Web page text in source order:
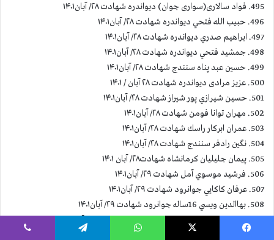
495. فواد سالاری(سواری جوان) ديواندره شهادت ۲۸/ آبان۱۴۰۱
496. حبيب الله فتحي ديواندره شهادت ۲۸/ آبان۱۴۰۱
497. ابراهيم صدري ديواندره شهادت ۲۸/ آبان۱۴۰۱
498. جمشيد فتحي ديواندره شهادت ۲۸/ آبان۱۴۰۱
499. حسين عبد پناه سنندج شهادت ۲۸/ آبان۱۴۰۱
500. عزیز مرادی دیواندره شهادت ۲۸ آبان / ۱۴۰۱
501. حسین شیرازي پور شيراز شهادت ۲۸/ آبان۱۴۰۱
502. مهران توانا فومن شهادت ۲۸/ آبان۱۴۰۱
503. عمران ابركار راسك شهادت ۲۸/ آبان۱۴۰۱
504. نگين رادفر سنندج شهادت ۲۸/ آبان۱۴۰۱
505. پیمان جلیلیان کرمانشاه شهادت۲۸/ آبان ۱۴۰۱
506. فرشيد موسوي آمل شهادت ۲۹/ آبان۱۴۰۱
507. عرفان كاكايي جوانرود شهادت ۲۹/ آبان۱۴۰۱
508. بهاالدين ويسي 16ساله جوانرود شهادت ۲۹/ آبان۱۴۰۱